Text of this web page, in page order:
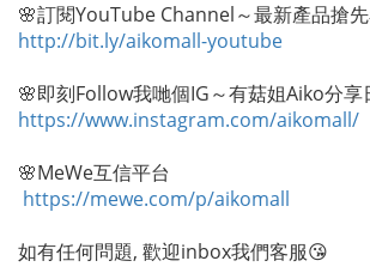
🌸訂閱YouTube Channel～最新產品搶
http://bit.ly/aikomall-youtube
🌸即刻Follow我哋個IG～有菇姐Aiko分享
https://www.instagram.com/aikomall/
🌸MeWe互信平台
https://mewe.com/p/aikomall
如有任何問題, 歡迎inbox我們客服😘